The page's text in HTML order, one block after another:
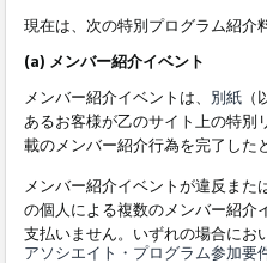
現在は、次の特別プログラム紹介
(a) メンバー紹介イベント
メンバー紹介イベントは、 別紙
あるお客様が乙のサイト上の特別
載のメンバー紹介行為を完了した
メンバー紹介イベントが違反ま
の個人による複数のメンバー紹介
支払いません。いずれの場合にお
アソシエイト・プログラム参加要